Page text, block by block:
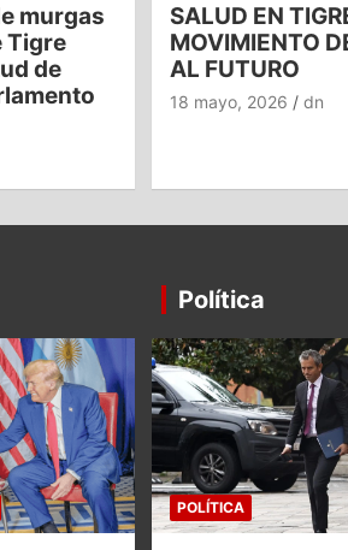
murgas
Tigre
de
SALUD EN
MOVIMIENTO
AL FUTURO
18 mayo, 2026 dn
Política
POLÍTICA